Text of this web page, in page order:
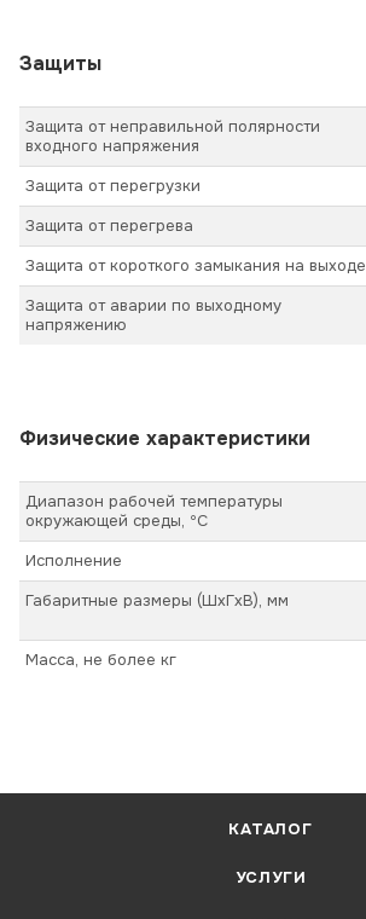
Защиты
Защита от неправильной полярности
входного напряжения
Защита от перегрузки
Защита от перегрева
Защита от короткого замыкания на выходе
Защита от аварии по выходному
напряжению
Физические характеристики
Диапазон рабочей температуры
окружающей среды, ºС
Исполнение
Габаритные размеры (ШхГхВ), мм
Масса, не более кг
КАТАЛОГ
УСЛУГИ